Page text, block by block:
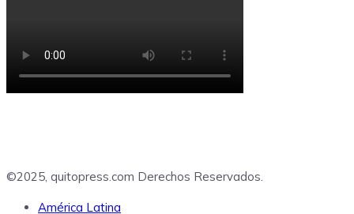
©2025, quitopress.com Derechos Reservados.
América Latina